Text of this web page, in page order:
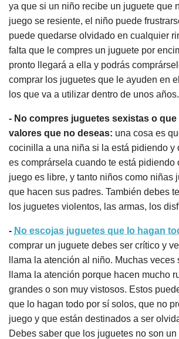
ya que si un niño recibe un juguete que
juego se resiente, el niño puede
puede quedarse olvidado en cualquier
falta que le compres un juguete por
pronto llegará a ella y podrás
comprar los juguetes que le ayuden en
los que va a utilizar dentro de unos años.
- No compres juguetes sexistas o que
valores que no deseas: una cosa es
cocinilla a una niña si la está pidiendo y
es comprársela cuando te está pidiendo
juego es libre, y tanto niños como niñas
que hacen sus padres. También debes
los juguetes violentos, las armas, los
- No escojas juguetes que lo hagan
comprar un juguete debes ser crítico y
llama la atención al niño. Muchas
llama la atención porque hacen mucho
grandes o son muy vistosos. Estos
que lo hagan todo por sí solos, que no
juego y que están destinados a ser
Debes saber que los juguetes no son